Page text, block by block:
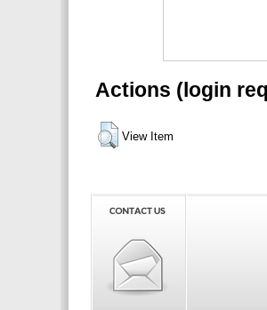
Actions (login
View Item